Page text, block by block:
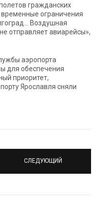
гражданских
ограничения
Воздушная
отправляет авиарейсы»,
аэропорта
для обеспечения
приоритет,
Ярославля сняли
СЛЕДУЮЩИЙ